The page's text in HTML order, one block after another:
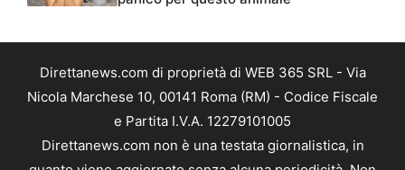
Direttanews.com di proprietà di WEB 365 SRL - Via
Nicola Marchese 10, 00141 Roma (RM) - Codice Fiscale
e Partita I.V.A. 12279101005
Direttanews.com non è una testata giornalistica, in